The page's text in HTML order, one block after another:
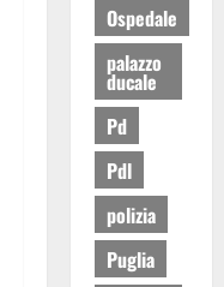
Ospedale
palazzo
ducale
Pd
Pdl
polizia
Puglia